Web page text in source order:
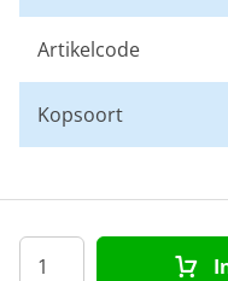
Artikelcode
Kopsoort